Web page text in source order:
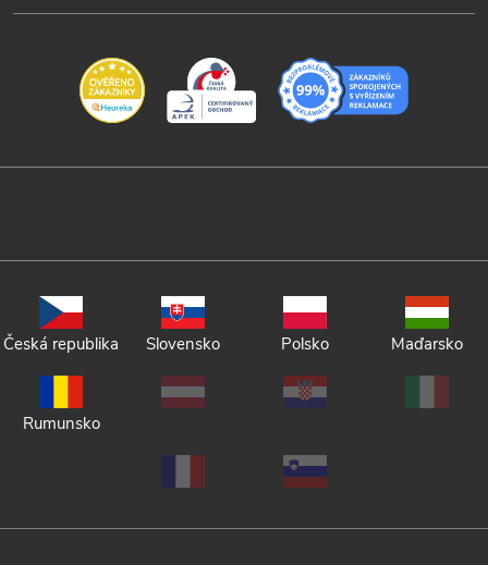
Česká republika Slovensko Polsko Maďarsko
Rumunsko